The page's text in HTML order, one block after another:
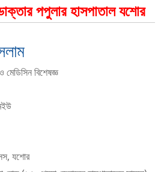
পপুলার হাসপাতাল যশোর
বিশেষজ্ঞ
যশোর